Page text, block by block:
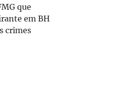
que
em BH
crimes